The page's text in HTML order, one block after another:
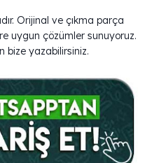
Orijinal ve çıkma parça
uygun çözümler sunuyoruz.
bize yazabilirsiniz.